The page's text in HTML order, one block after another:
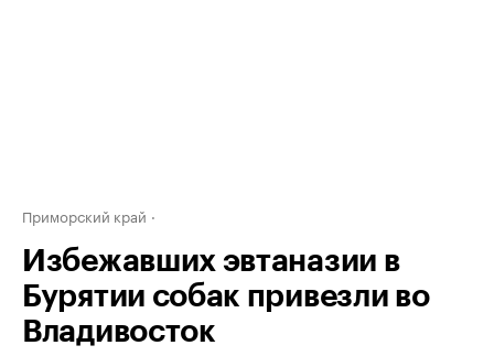
Приморский край
Избежавших эвтаназии в
Бурятии собак привезли во
Владивосток